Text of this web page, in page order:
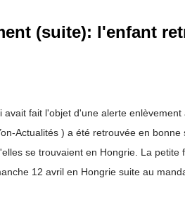
internationaux du secteur des
bien sur,...
(suite): l'enfant
avait fait l'objet d'une alerte
Actualités ) a été retrouvée en
se trouvaient en Hongrie. La petite
12 avril en Hongrie suite au